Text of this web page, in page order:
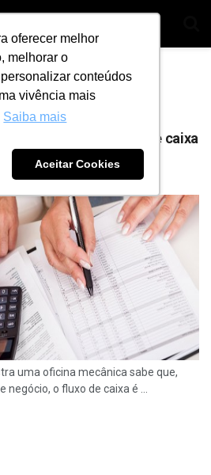
oferecer melhor
melhorar o
conteúdos
vivência mais
Saiba mais
Aceitar Cookies
mais controle do fluxo de caixa
DE 2021
uma oficina mecânica sabe que,
o fluxo de caixa é ...